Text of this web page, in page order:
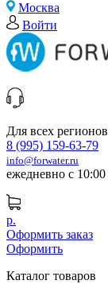
Москва
Войти
Для всех регионов
8 (995) 159-63-79
info@forwater.ru
ежедневно с 10:00
р.
Оформить заказ
Оформить
Каталог товаров